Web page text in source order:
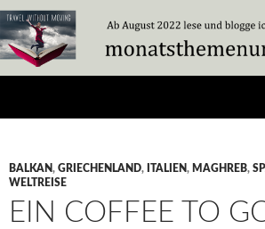
Zum
Inhalt
springen
BALKAN, GRIECHENLAND, ITALIEN, MAGHREB,
WELTREISE
EIN COFFEE TO